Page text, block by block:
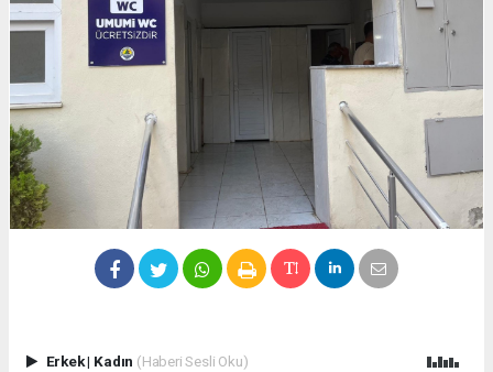
Erkek| Kadın (Haberi Sesli Oku)